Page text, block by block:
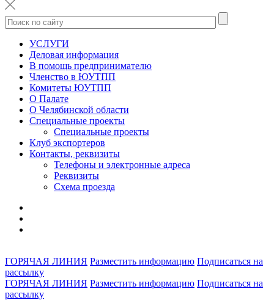
УСЛУГИ
Деловая информация
В помощь предпринимателю
Членство в ЮУТПП
Комитеты ЮУТПП
О Палате
О Челябинской области
Специальные проекты
Специальные проекты
Клуб экспортеров
Контакты, реквизиты
Телефоны и электронные адреса
Реквизиты
Схема проезда
ГОРЯЧАЯ ЛИНИЯ Разместить информацию Подписаться на
рассылку
ГОРЯЧАЯ ЛИНИЯ Разместить информацию Подписаться на
рассылку